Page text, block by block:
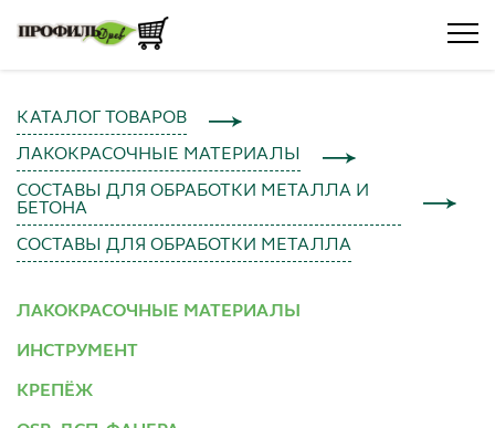
КАТАЛОГ ТОВАРОВ
ЛАКОКРАСОЧНЫЕ МАТЕРИАЛЫ
СОСТАВЫ ДЛЯ ОБРАБОТКИ МЕТАЛЛА И
БЕТОНА
СОСТАВЫ ДЛЯ ОБРАБОТКИ МЕТАЛЛА
ЛАКОКРАСОЧНЫЕ МАТЕРИАЛЫ
ИНСТРУМЕНТ
КРЕПЁЖ